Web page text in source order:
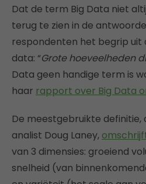
Dat de term Big Data niet
terug te zien in de
respondenten het begrip uit
data: “Grote hoeveelheden
Data geen handige term is
haar rapport over Big Data
De meestgebruikte definitie,
analist Doug Laney,
van 3 dimensies: groeiend
snelheid (van